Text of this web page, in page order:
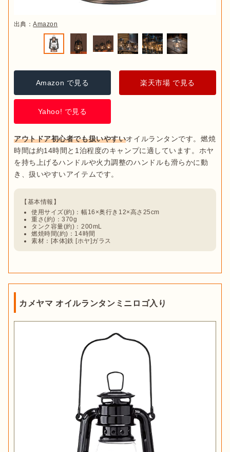
・テーブルランプでよく使用されるタイプ
・やわらかい光を放つ
平芯
・オイルランタンで一番使用されるタイプ
・2分芯(6mm)から11分芯(33mm)まで幅広い
サイズがある
巻き芯
芯には棒芯・平芯・巻き芯の3種類があり、その中でも主流な
のが平芯と呼ばれるタイプです。平芯はサイズ展開が豊富なう
え、十分な明るさを放てることが特徴です。
芯幅は広いほど炎が大きくなりランプも明るくなりますが、劇
え芯を入手しやすい7分芯(21mm) です。
サイズ・タンク容量から選ぶ：炎の大きさ
＆連続燃焼時間をチェック
出典：Amazon
Amazon で見る 楽天市場 で見る
Yahoo! で見る
アウトドア初心者でも扱いやすいオイルランタンです。燃焼
時間は約14時間と1泊程度のキャンプに適しています。ホヤ
を持ち上げるハンドルや火力調整のハンドルも滑らかに動
使用サイズ(約)：幅16×奥行き12×高さ25cm
重さ(約)：370g
タンク容量(約)：200mL
燃焼時間(約)：14時間
素材：[本体]鉄 [ホヤ]ガラス
カメヤマ オイルランタンミニロゴ入り